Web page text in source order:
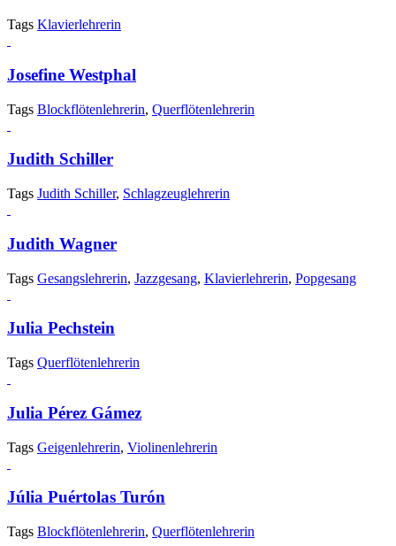
Tags Klavierlehrerin
Josefine Westphal
Tags Blockflötenlehrerin, Querflötenlehrerin
Judith Schiller
Tags Judith Schiller, Schlagzeuglehrerin
Judith Wagner
Tags Gesangslehrerin, Jazzgesang, Klavierlehrerin, Popgesang
Julia Pechstein
Tags Querflötenlehrerin
Julia Pérez Gámez
Tags Geigenlehrerin, Violinenlehrerin
Júlia Puértolas Turón
Tags Blockflötenlehrerin, Querflötenlehrerin